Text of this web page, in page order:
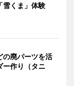
雪くま」体験
の廃パーツを活
ー作り（タニ